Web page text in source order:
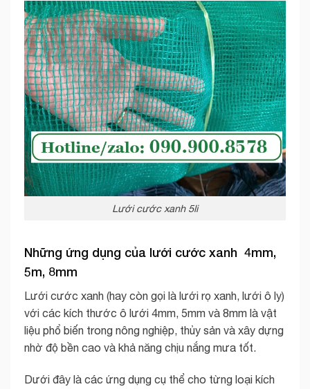
Lưới cước xanh 5li
Những ứng dụng của lưới cước xanh 4mm,
5m, 8mm
Lưới cước xanh (hay còn gọi là lưới rọ xanh, lưới ô ly)
với các kích thước ô lưới 4mm, 5mm và 8mm là vật
liệu phổ biến trong nông nghiệp, thủy sản và xây dựng
nhờ độ bền cao và khả năng chịu nắng mưa tốt.
Dưới đây là các ứng dụng cụ thể cho từng loại kích